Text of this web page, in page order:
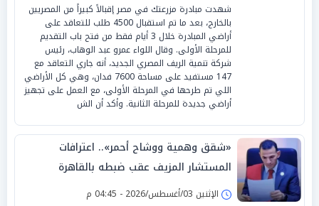
شهدت مبادرة مزرعتك في مصر إقبالاً كبيراً من المصريين
بالخارج، بعد ما تم استقبال 4500 طلب للتعاقد على
أراضي المبادرة خلال 3 أيام فقط من فتح باب التقديم
للمرحلة الأولى. وقال اللواء عمرو عبد الوهاب، رئيس
شركة تنمية الريف المصري الجديد، أنه جاري التعاقد مع
147 مستفيد على مساحة 7600 فدان، وهي كل الأراضي
اللي تم طرحها في المرحلة الأولى، مع العمل على تجهيز
أراضي جديدة للمرحلة الثانية. وأكد أن الش
«شقق وهمية ووشاح أحمر».. اعترافات
المستشار المزيف عقب ضبطه بالقاهرة
الإثنين 03/أغسطس/2026 - 04:45 م